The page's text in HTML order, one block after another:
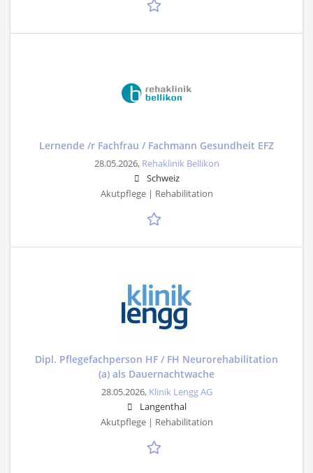
Lernende /r Fachfrau / Fachmann Gesundheit EFZ
28.05.2026, Rehaklinik Bellikon
Schweiz
Akutpflege | Rehabilitation
Dipl. Pflegefachperson HF / FH Neurorehabilitation
(a) als Dauernachtwache
28.05.2026, Klinik Lengg AG
Langenthal
Akutpflege | Rehabilitation